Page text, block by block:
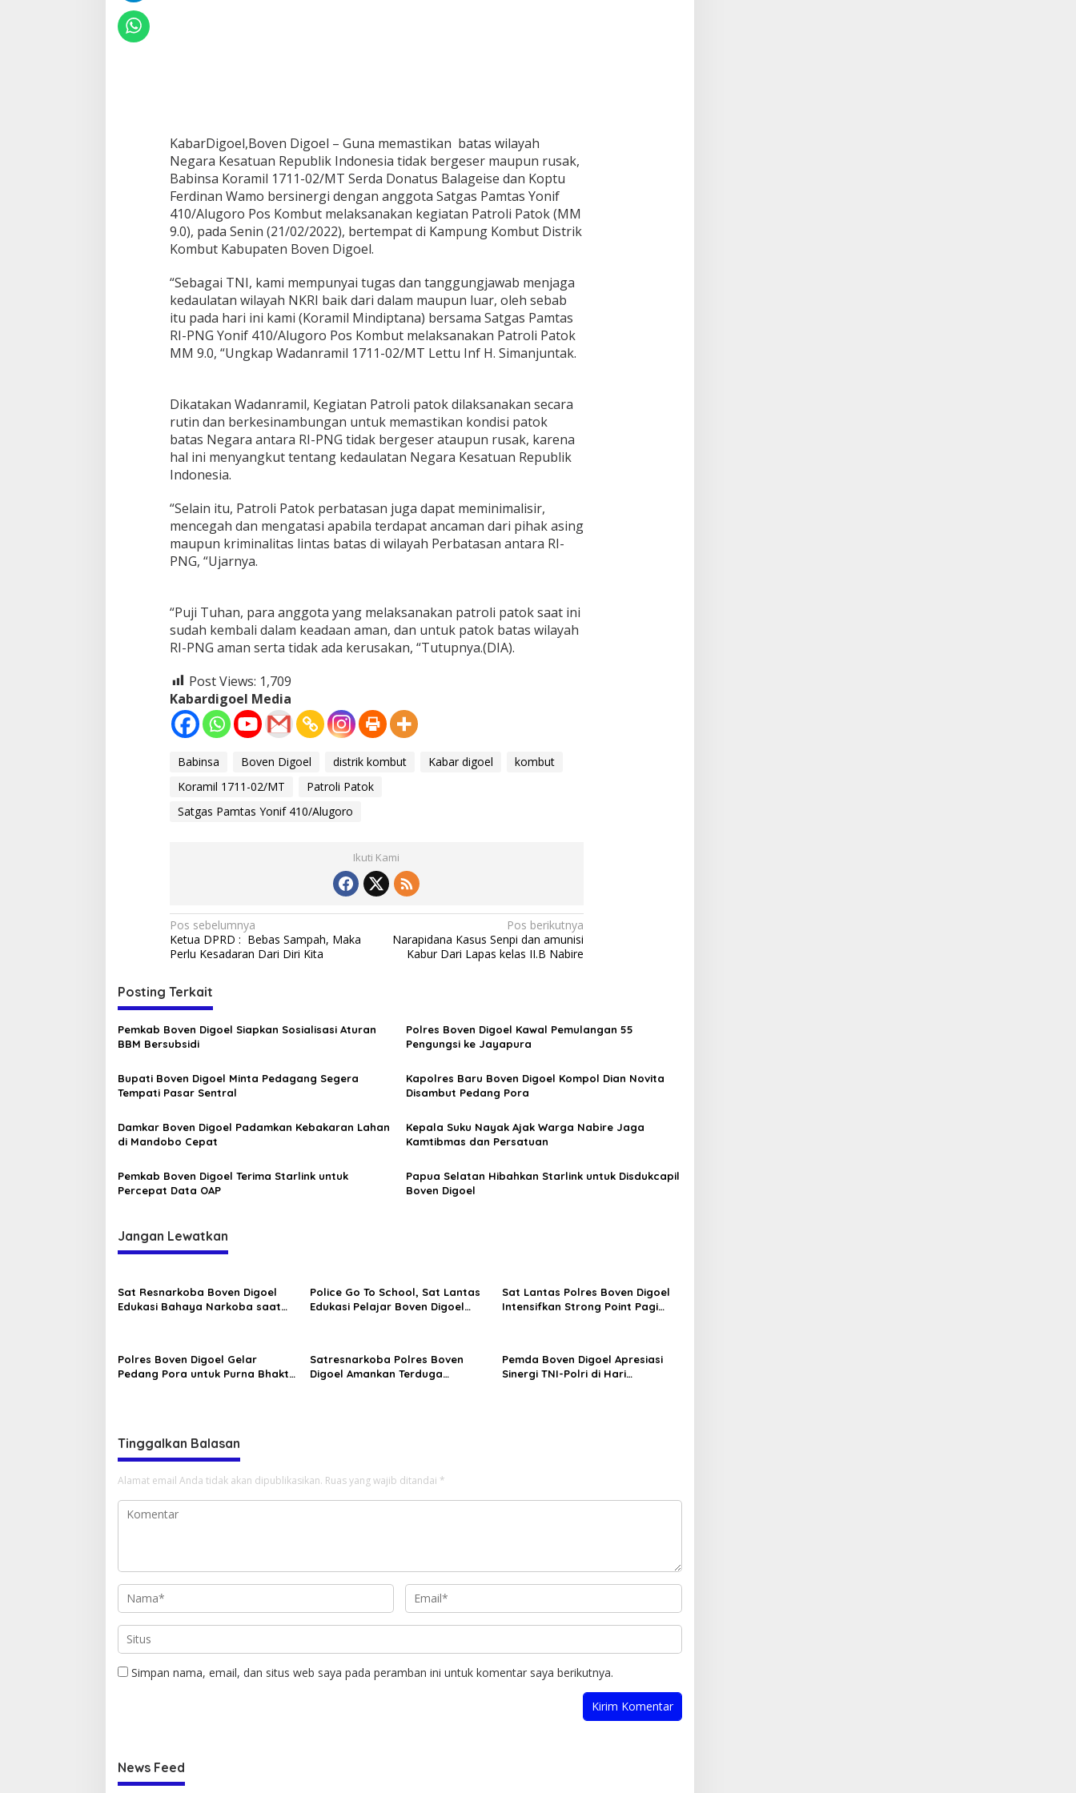
KabarDigoel,Boven Digoel – Guna memastikan batas wilayah
Negara Kesatuan Republik Indonesia tidak bergeser maupun rusak,
Babinsa Koramil 1711-02/MT Serda Donatus Balageise dan Koptu
Ferdinan Wamo bersinergi dengan anggota Satgas Pamtas Yonif
410/Alugoro Pos Kombut melaksanakan kegiatan Patroli Patok (MM
9.0), pada Senin (21/02/2022), bertempat di Kampung Kombut Distrik
Kombut Kabupaten Boven Digoel.
“Sebagai TNI, kami mempunyai tugas dan tanggungjawab menjaga
kedaulatan wilayah NKRI baik dari dalam maupun luar, oleh sebab
itu pada hari ini kami (Koramil Mindiptana) bersama Satgas Pamtas
RI-PNG Yonif 410/Alugoro Pos Kombut melaksanakan Patroli Patok
MM 9.0, “Ungkap Wadanramil 1711-02/MT Lettu Inf H. Simanjuntak.
Dikatakan Wadanramil, Kegiatan Patroli patok dilaksanakan secara
rutin dan berkesinambungan untuk memastikan kondisi patok
batas Negara antara RI-PNG tidak bergeser ataupun rusak, karena
hal ini menyangkut tentang kedaulatan Negara Kesatuan Republik
Indonesia.
“Selain itu, Patroli Patok perbatasan juga dapat meminimalisir,
mencegah dan mengatasi apabila terdapat ancaman dari pihak asing
maupun kriminalitas lintas batas di wilayah Perbatasan antara RI-
PNG, “Ujarnya.
“Puji Tuhan, para anggota yang melaksanakan patroli patok saat ini
sudah kembali dalam keadaan aman, dan untuk patok batas wilayah
RI-PNG aman serta tidak ada kerusakan, “Tutupnya.(DIA).
Post Views: 1,709
Kabardigoel Media
Babinsa Boven Digoel distrik kombut Kabar digoel
kombut
Koramil 1711-02/MT
Patroli Patok
Satgas Pamtas Yonif 410/Alugoro
Ikuti Kami
Navigasi
pos
Pos sebelumnya
Ketua DPRD : Bebas Sampah, Maka
Perlu Kesadaran Dari Diri Kita
Pos berikutnya
Narapidana Kasus Senpi dan amunisi
Kabur Dari Lapas kelas II.B Nabire
Posting Terkait
Pemkab Boven Digoel Siapkan Sosialisasi Aturan
BBM Bersubsidi
Polres Boven Digoel Kawal Pemulangan 55
Pengungsi ke Jayapura
Bupati Boven Digoel Minta Pedagang Segera
Tempati Pasar Sentral
Kapolres Baru Boven Digoel Kompol Dian Novita
Disambut Pedang Pora
Damkar Boven Digoel Padamkan Kebakaran Lahan
di Mandobo Cepat
Kepala Suku Nayak Ajak Warga Nabire Jaga
Kamtibmas dan Persatuan
Pemkab Boven Digoel Terima Starlink untuk
Percepat Data OAP
Papua Selatan Hibahkan Starlink untuk Disdukcapil
Boven Digoel
Jangan Lewatkan
Sat Resnarkoba Boven Digoel
Edukasi Bahaya Narkoba saat
Police Go To School, Sat Lantas
Edukasi Pelajar Boven Digoel
Sat Lantas Polres Boven Digoel
Intensifkan Strong Point Pagi
Polres Boven Digoel Gelar
Pedang Pora untuk Purna Bhakti
Satresnarkoba Polres Boven
Digoel Amankan Terduga
Pemda Boven Digoel Apresiasi
Sinergi TNI-Polri di Hari
Tinggalkan Balasan
Alamat email Anda tidak akan dipublikasikan. Ruas yang wajib ditandai *
Simpan nama, email, dan situs web saya pada peramban ini untuk komentar saya berikutnya.
News Feed